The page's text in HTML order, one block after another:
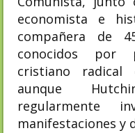
economista e
compañera de
conocidos por
cristiano radical
aunque
regularmente
manifestaciones y